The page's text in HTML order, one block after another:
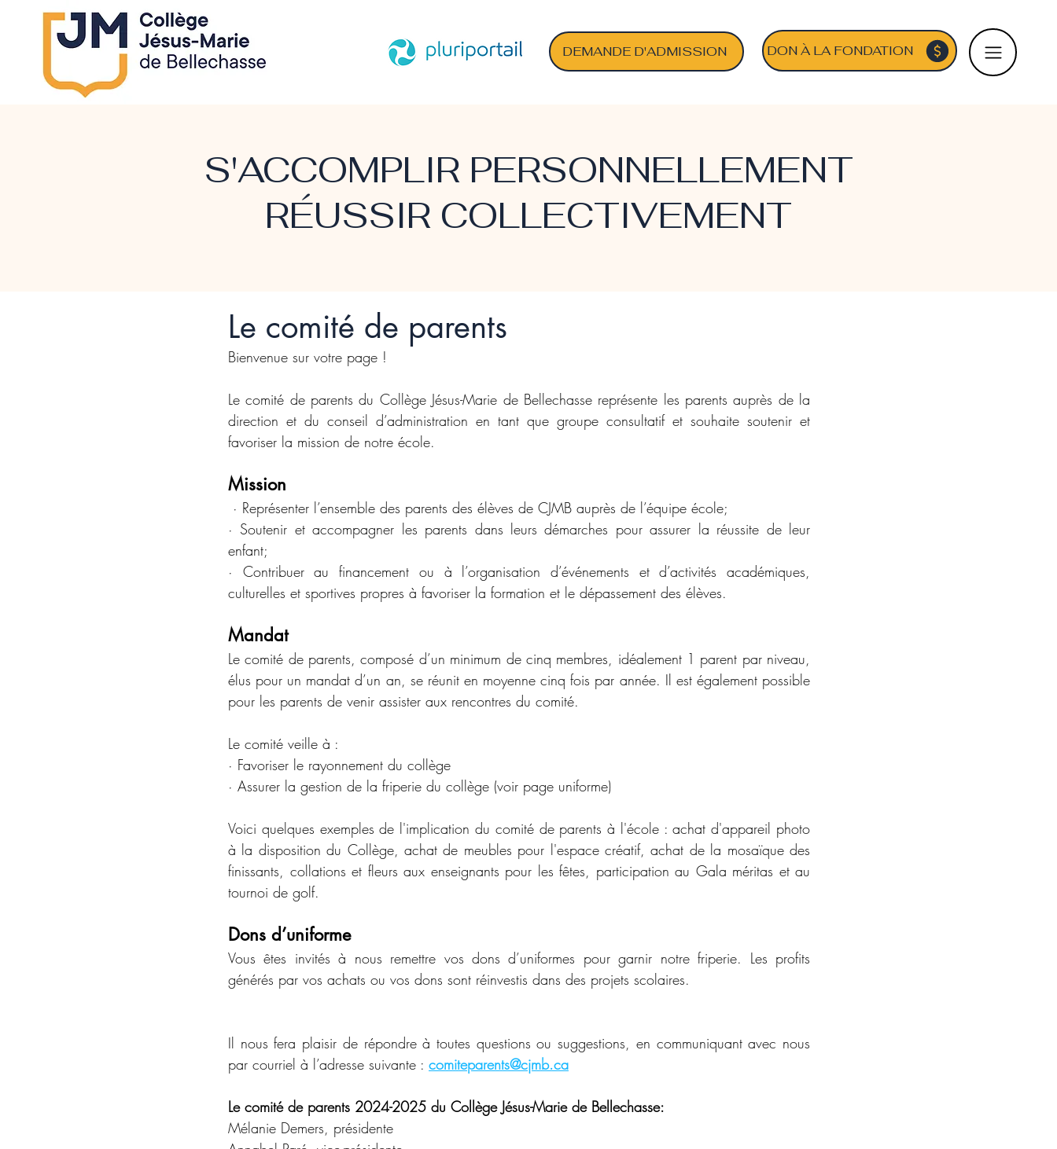
DEMANDE D'ADMISSION DON À LA FONDATION
S'ACCOMPLIR PERSONNELLEMENT
RÉUSSIR COLLECTIVEMENT
Le comité de parents
Bienvenue sur votre page !
Le comité de parents du Collège Jésus-Marie de Bellechasse représente les parents auprès de la
direction et du conseil d’administration en tant que groupe consultatif et souhaite soutenir et
favoriser la mission de notre école.
Mission
· Représenter l’ensemble des parents des élèves de CJMB auprès de l’équipe école;
· Soutenir et accompagner les parents dans leurs démarches pour assurer la réussite de leur
enfant;
· Contribuer au financement ou à l’organisation d’événements et d’activités académiques,
culturelles et sportives propres à favoriser la formation et le dépassement des élèves.
Mandat
Le comité de parents, composé d’un minimum de cinq membres, idéalement 1 parent par niveau,
élus pour un mandat d’un an, se réunit en moyenne cinq fois par année. Il est également possible
pour les parents de venir assister aux rencontres du comité.
Le comité veille à :
· Favoriser le rayonnement du collège
· Assurer la gestion de la friperie du collège (voir page uniforme)
Voici quelques exemples de l'implication du comité de parents à l'école : achat d'appareil photo
à la disposition du Collège, achat de meubles pour l'espace créatif, achat de la mosaïque des
finissants, collations et fleurs aux enseignants pour les fêtes, participation au Gala méritas et au
tournoi de golf.
Dons d’uniforme
Vous êtes invités à nous remettre vos dons d’uniformes pour garnir notre friperie. Les profits
générés par vos achats ou vos dons sont réinvestis dans des projets scolaires.
Il nous fera plaisir de répondre à toutes questions ou suggestions, en communiquant avec nous
par courriel à l’adresse suivante : comiteparents@cjmb.ca
Le comité de parents 2024-2025 du Collège Jésus-Marie de Bellechasse:
Mélanie Demers, présidente